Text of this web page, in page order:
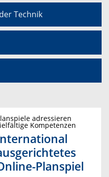
Technik
adressieren
Kompetenzen
Planspiel